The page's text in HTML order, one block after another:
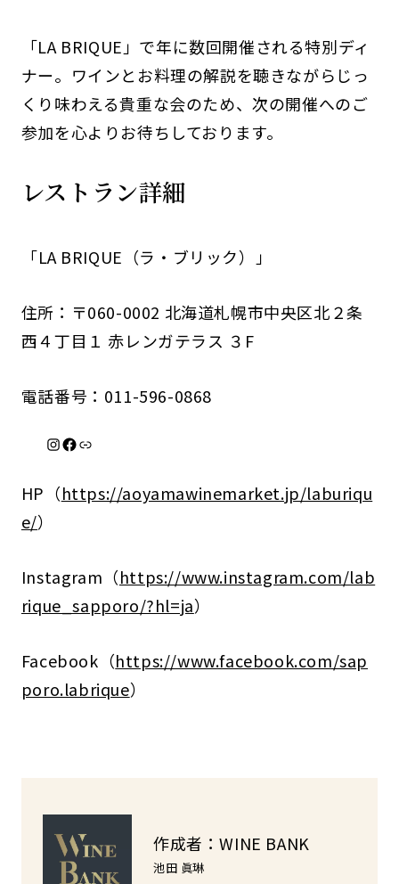
「LA BRIQUE」で年に数回開催される特別ディ
ナー。ワインとお料理の解説を聴きながらじっ
くり味わえる貴重な会のため、次の開催へのご
参加を心よりお待ちしております。
レストラン詳細
「LA BRIQUE（ラ・ブリック） 」
住所：〒060-0002 北海道札幌市中央区北２条
西４丁目１ 赤レンガテラス ３F
電話番号：011-596-0868
Instagram
Facebook
リンク
HP（https://aoyamawinemarket.jp/laburiqu
e/）
Instagram（https://www.instagram.com/lab
rique_sapporo/?hl=ja）
Facebook（https://www.facebook.com/sap
poro.labrique）
作成者：WINE BANK
池田 眞琳